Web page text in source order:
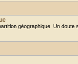
géographique. Un doute